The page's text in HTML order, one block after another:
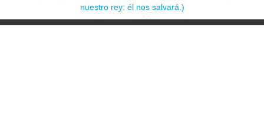
nuestro rey: él nos salvará.)